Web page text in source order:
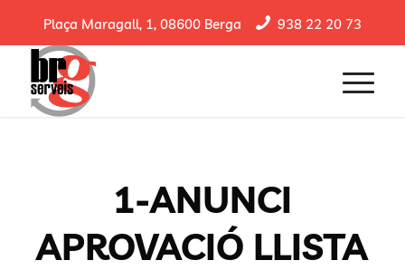
Plaça Maragall, 1, 08600 Berga 938 22 20 73
1-ANUNCI
APROVACIÓ LLISTA